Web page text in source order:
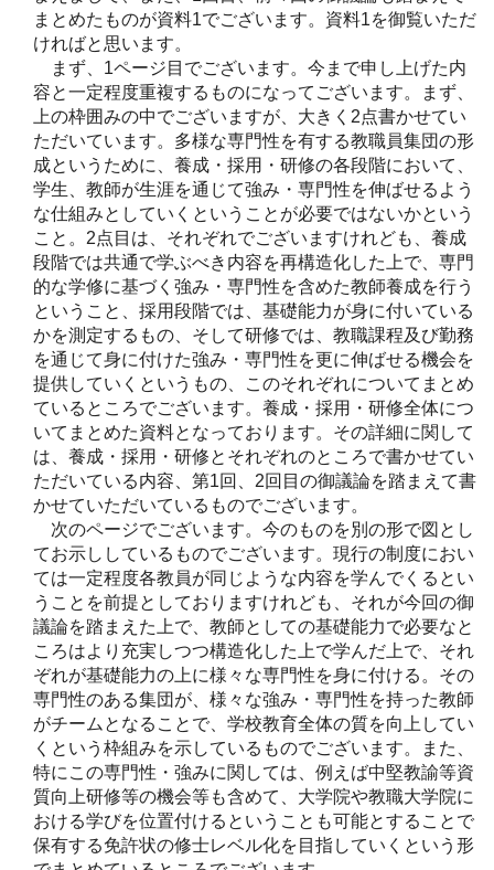
まとめたものが資料1でございます。資料1を御覧いただ
ければと思います。
まず、1ページ目でございます。今まで申し上げた内
容と一定程度重複するものになってございます。まず、
上の枠囲みの中でございますが、大きく2点書かせてい
ただいています。多様な専門性を有する教職員集団の形
成というために、養成・採用・研修の各段階において、
学生、教師が生涯を通じて強み・専門性を伸ばせるよう
な仕組みとしていくということが必要ではないかという
こと。2点目は、それぞれでございますけれども、養成
段階では共通で学ぶべき内容を再構造化した上で、専門
的な学修に基づく強み・専門性を含めた教師養成を行う
ということ、採用段階では、基礎能力が身に付いている
かを測定するもの、そして研修では、教職課程及び勤務
を通じて身に付けた強み・専門性を更に伸ばせる機会を
提供していくというもの、このそれぞれについてまとめ
ているところでございます。養成・採用・研修全体につ
いてまとめた資料となっております。その詳細に関して
は、養成・採用・研修とそれぞれのところで書かせてい
ただいている内容、第1回、2回目の御議論を踏まえて書
かせていただいているものでございます。
次のページでございます。今のものを別の形で図とし
てお示ししているものでございます。現行の制度におい
ては一定程度各教員が同じような内容を学んでくるとい
うことを前提としておりますけれども、それが今回の御
議論を踏まえた上で、教師としての基礎能力で必要なと
ころはより充実しつつ構造化した上で学んだ上で、それ
ぞれが基礎能力の上に様々な専門性を身に付ける。その
専門性のある集団が、様々な強み・専門性を持った教師
がチームとなることで、学校教育全体の質を向上してい
くという枠組みを示しているものでございます。また、
特にこの専門性・強みに関しては、例えば中堅教諭等資
質向上研修等の機会等も含めて、大学院や教職大学院に
おける学びを位置付けるということも可能とすることで
保有する免許状の修士レベル化を目指していくという形